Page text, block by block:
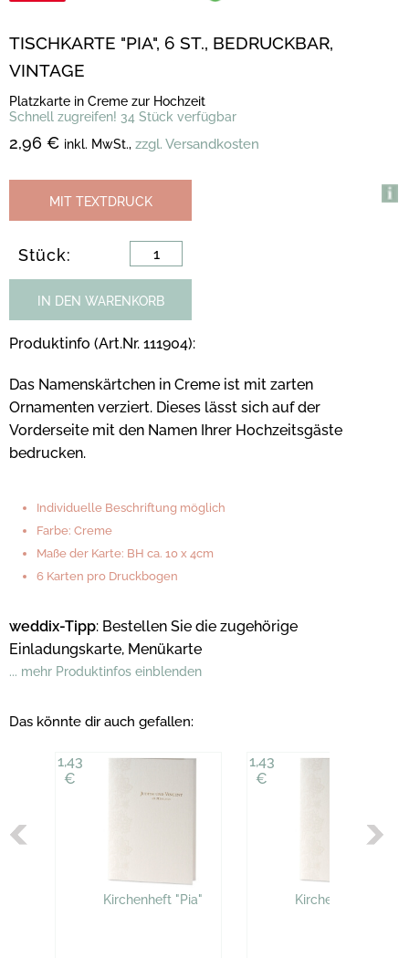
TISCHKARTE "PIA", 6 ST., BEDRUCKBAR,
VINTAGE
Platzkarte in Creme zur Hochzeit
Schnell zugreifen! 34 Stück verfügbar
2,96 € inkl. MwSt., zzgl. Versandkosten
MIT TEXTDRUCK
Stück:
IN DEN WARENKORB
Produktinfo (Art.Nr. 111904):
Das Namenskärtchen in Creme ist mit zarten
Ornamenten verziert. Dieses lässt sich auf der
Vorderseite mit den Namen Ihrer Hochzeitsgäste
bedrucken.
Individuelle Beschriftung möglich
Farbe: Creme
Maße der Karte: BH ca. 10 x 4cm
6 Karten pro Druckbogen
weddix-Tipp: Bestellen Sie die zugehörige
Einladungskarte, Menükarte
... mehr Produktinfos einblenden
Das könnte dir auch gefallen:
Kirchenheft "Pia"
1,43
€
Kirchenheft "Pia"
1,43
€